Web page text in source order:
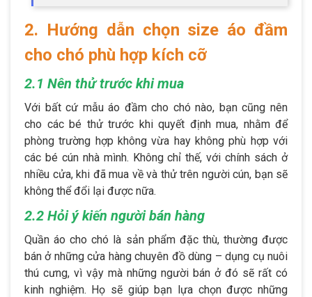
2. Hướng dẫn chọn size áo đầm
cho chó phù hợp kích cỡ
2.1 Nên thử trước khi mua
Với bất cứ mẫu áo đầm cho chó nào, bạn cũng nên
cho các bé thử trước khi quyết định mua, nhằm để
phòng trường hợp không vừa hay không phù hợp với
các bé cún nhà mình. Không chỉ thế, với chính sách ở
nhiều cửa, khi đã mua về và thử trên người cún, bạn sẽ
không thể đổi lại được nữa.
2.2 Hỏi ý kiến người bán hàng
Quần áo cho chó là sản phẩm đặc thù, thường được
bán ở những cửa hàng chuyên đồ dùng – dụng cụ nuôi
thú cưng, vì vậy mà những người bán ở đó sẽ rất có
kinh nghiệm. Họ sẽ giúp bạn lựa chọn được những